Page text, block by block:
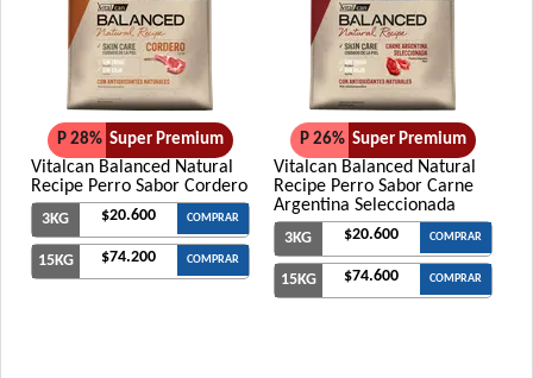
P 28% Super Premium
Vitalcan Balanced Natural
Recipe Perro Sabor Cordero
3KG $20.600 COMPRAR
15KG $74.200 COMPRAR
P 26% Super Premium
Vitalcan Balanced Natural
Recipe Perro Sabor Carne
Argentina Seleccionada
3KG $20.600 COMPRAR
15KG $74.600 COMPRAR